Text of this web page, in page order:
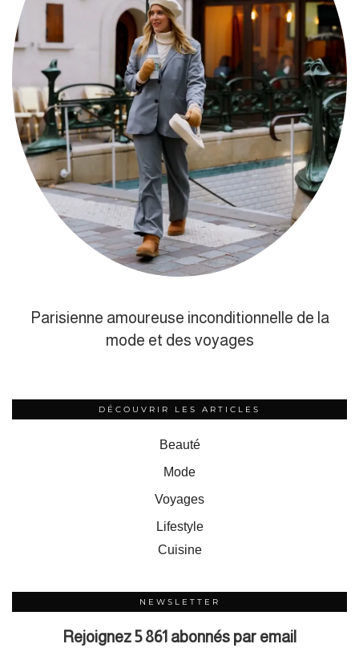
Parisienne amoureuse inconditionnelle de la
mode et des voyages
DÉCOUVRIR LES ARTICLES
Beauté
Mode
Voyages
Lifestyle
Cuisine
NEWSLETTER
Rejoignez 5 861 abonnés par email